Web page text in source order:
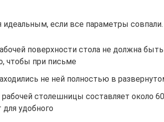
идеальным, если все параметры совпали.
поверхности стола не должна
чтобы при письме
не ней полностью в
столешницы составляет около
для удобного